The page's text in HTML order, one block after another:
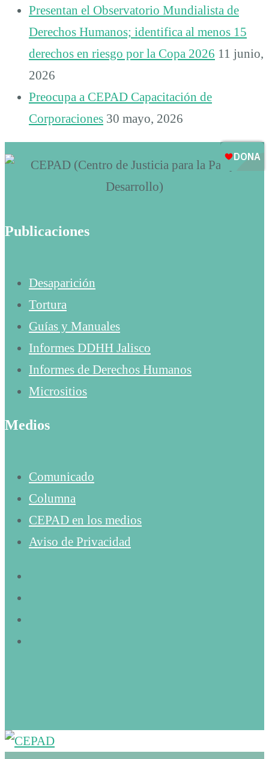
Presentan el Observatorio Mundialista de
Derechos Humanos; identifica al menos 15
derechos en riesgo por la Copa 2026 11 junio,
2026
Preocupa a CEPAD Capacitación de
Corporaciones 30 mayo, 2026
Publicaciones
Desaparición
Tortura
Guías y Manuales
Informes DDHH Jalisco
Informes de Derechos Humanos
Micrositios
Medios
Comunicado
Columna
CEPAD en los medios
Aviso de Privacidad